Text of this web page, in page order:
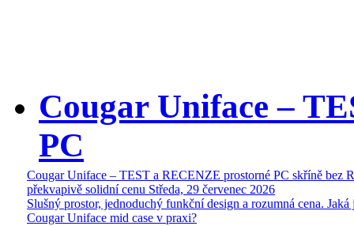
Cougar Uniface –
PC
Cougar Uniface – TEST a RECENZE prostorné PC skříně bez
překvapivě solidní cenu Středa, 29 červenec 2026
Slušný prostor, jednoduchý funkční design a rozumná cena. Jaká
Cougar Uniface mid case v praxi?